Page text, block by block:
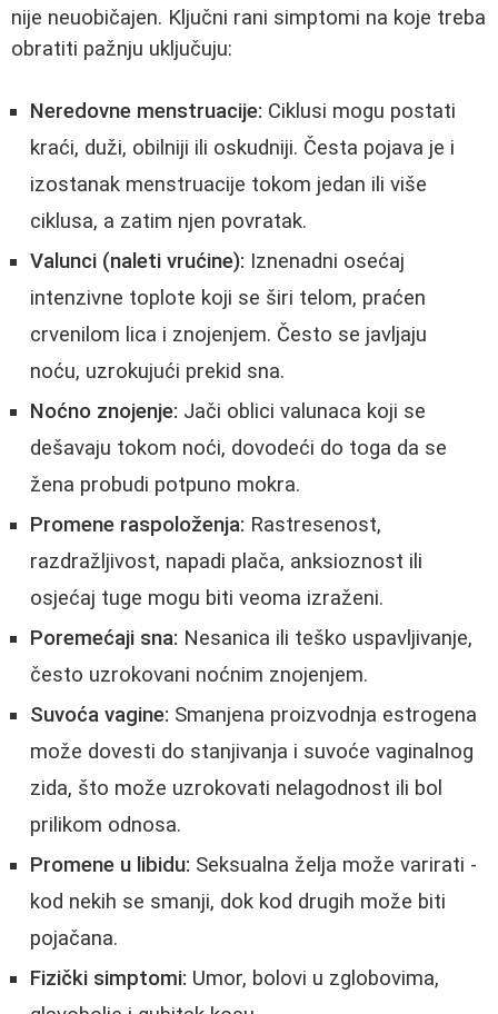
nije neuobičajen. Ključni rani simptomi na koje treba
obratiti pažnju uključuju:
Neredovne menstruacije: Ciklusi mogu postati
kraći, duži, obilniji ili oskudniji. Česta pojava je i
izostanak menstruacije tokom jedan ili više
ciklusa, a zatim njen povratak.
Valunci (naleti vrućine): Iznenadni osećaj
intenzivne toplote koji se širi telom, praćen
crvenilom lica i znojenjem. Često se javljaju
noću, uzrokujući prekid sna.
Noćno znojenje: Jači oblici valunaca koji se
dešavaju tokom noći, dovodeći do toga da se
žena probudi potpuno mokra.
Promene raspoloženja: Rastresenost,
razdražljivost, napadi plača, anksioznost ili
osjećaj tuge mogu biti veoma izraženi.
Poremećaji sna: Nesanica ili teško uspavljivanje,
često uzrokovani noćnim znojenjem.
Suvoća vagine: Smanjena proizvodnja estrogena
može dovesti do stanjivanja i suvoće vaginalnog
zida, što može uzrokovati nelagodnost ili bol
prilikom odnosa.
Promene u libidu: Seksualna želja može varirati -
kod nekih se smanji, dok kod drugih može biti
pojačana.
Fizički simptomi: Umor, bolovi u zglobovima,